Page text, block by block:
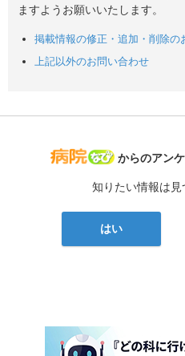
ますようお願いいたします。
掲載情報の修正・追加・削除の
上記以外のお問い合わせ
病院なび
からのアン
知りたい情報は
はい